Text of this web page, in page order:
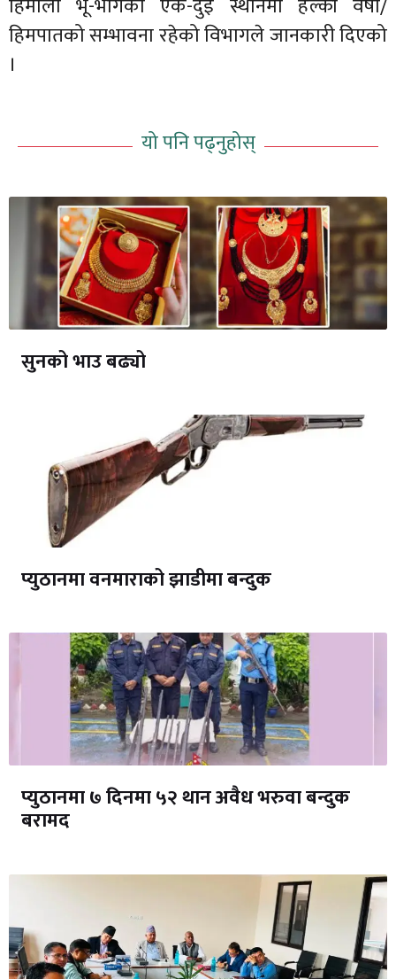
हिमपातको सम्भावना रहेको विभागले जानकारी दिएको
।
यो पनि पढ्नुहोस्
सुनको भाउ बढ्यो
प्युठानमा वनमाराको झाडीमा बन्दुक
प्युठानमा ७ दिनमा ५२ थान अवैध भरुवा बन्दुक
बरामद